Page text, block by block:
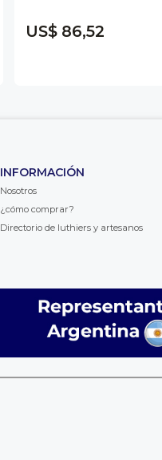
US$ 86,52
INFORMACIÓN
Nosotros
¿cómo comprar?
Directorio de luthiers y artesanos